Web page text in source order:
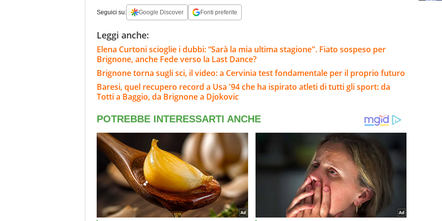
Seguici su: Google Discover Fonti preferite
Leggi anche:
Elena Curtoni scioglie i dubbi: “Sarà la mia ultima stagione". Fiato sospeso per
Brignone, anche Fede verso la Last Dance?
Brignone torna sugli sci, il video: a Cervinia test fondamentale per il proprio futuro
Baresi, quel recupero record a Usa '94 che ha ispirato atleti di tutti gli sport: da
Totti a Baggio, da Brignone a Djokovic